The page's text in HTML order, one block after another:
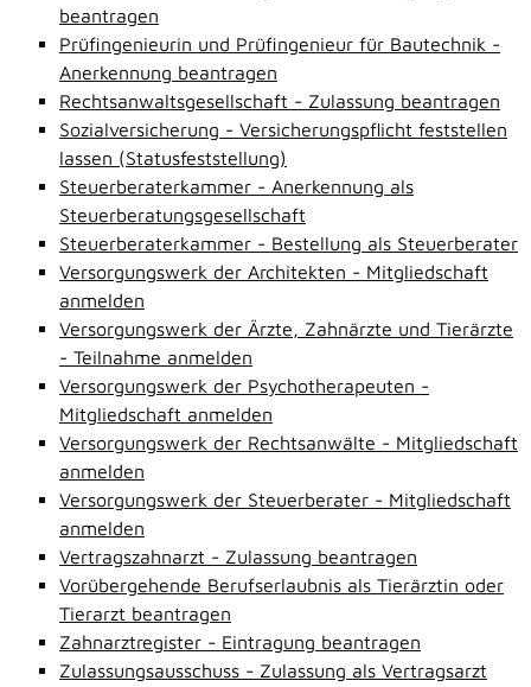
beantragen
Prüfingenieurin und Prüfingenieur für Bautechnik -
Anerkennung beantragen
Rechtsanwaltsgesellschaft - Zulassung beantragen
Sozialversicherung - Versicherungspflicht feststellen
lassen (Statusfeststellung)
Steuerberaterkammer - Anerkennung als
Steuerberatungsgesellschaft
Steuerberaterkammer - Bestellung als Steuerberater
Versorgungswerk der Architekten - Mitgliedschaft
anmelden
Versorgungswerk der Ärzte, Zahnärzte und Tierärzte
- Teilnahme anmelden
Versorgungswerk der Psychotherapeuten -
Mitgliedschaft anmelden
Versorgungswerk der Rechtsanwälte - Mitgliedschaft
anmelden
Versorgungswerk der Steuerberater - Mitgliedschaft
anmelden
Vertragszahnarzt - Zulassung beantragen
Vorübergehende Berufserlaubnis als Tierärztin oder
Tierarzt beantragen
Zahnarztregister - Eintragung beantragen
Zulassungsausschuss - Zulassung als Vertragsarzt